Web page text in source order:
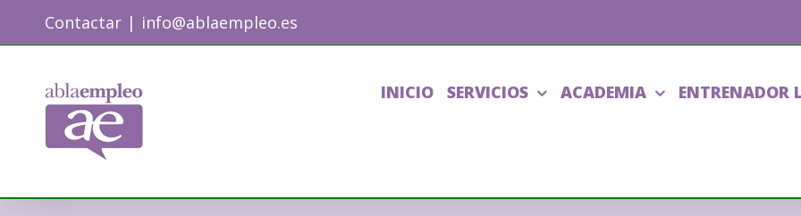
Contactar | info@ablaempleo.es
INICIO SERVICIOS ACADEMIA ENTRENADOR